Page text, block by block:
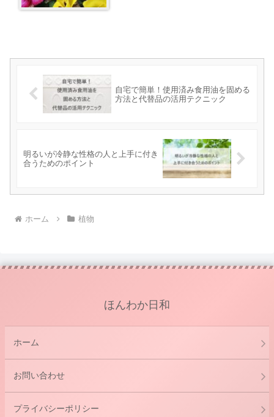
自宅で簡単！使用済み食用油を固める
方法と代替品の活用テクニック
明るいが冷静な性格の人と上手に付き
合うためのポイント
ホーム 植物
ほんわか日和
ホーム
お問い合わせ
プライバシーポリシー